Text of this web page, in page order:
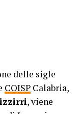
delle sigle
COISP Calabria,
, viene